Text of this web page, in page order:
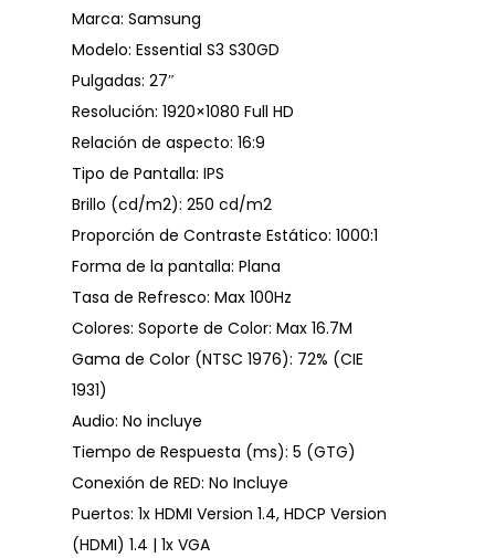
Marca: Samsung
Modelo: Essential S3 S30GD
Pulgadas: 27″
Resolución: 1920×1080 Full HD
Relación de aspecto: 16:9
Tipo de Pantalla: IPS
Brillo (cd/m2): 250 cd/m2
Proporción de Contraste Estático: 1000:1
Forma de la pantalla: Plana
Tasa de Refresco: Max 100Hz
Colores: Soporte de Color: Max 16.7M
Gama de Color (NTSC 1976): 72% (CIE
1931)
Audio: No incluye
Tiempo de Respuesta (ms): 5 (GTG)
Conexión de RED: No Incluye
Puertos: 1x HDMI Version 1.4, HDCP Version
(HDMI) 1.4 | 1x VGA